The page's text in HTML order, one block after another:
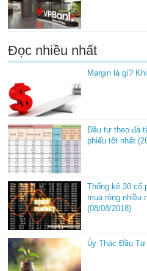
Đọc nhiều nhất
Margin là gì?
Đầu tư theo đà
phiếu tốt nhất
Thống kê 30 cổ
mua ròng nhiều
(08/08/2018)
Ủy Thác Đầu